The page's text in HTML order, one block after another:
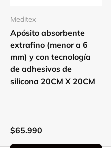
Meditex
Apósito absorbente
extrafino (menor a 6
mm) y con tecnología
de adhesivos de
silicona 20CM X 20CM
$65.990